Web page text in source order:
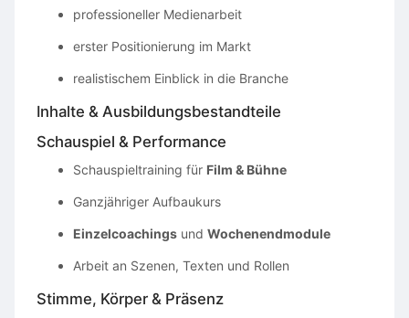
professioneller Medienarbeit
erster Positionierung im Markt
realistischem Einblick in die Branche
Inhalte & Ausbildungsbestandteile
Schauspiel & Performance
Schauspieltraining für Film & Bühne
Ganzjähriger Aufbaukurs
Einzelcoachings und Wochenendmodule
Arbeit an Szenen, Texten und Rollen
Stimme, Körper & Präsenz